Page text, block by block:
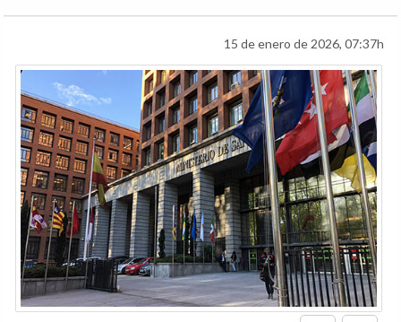
15 de enero de 2026, 07:37h